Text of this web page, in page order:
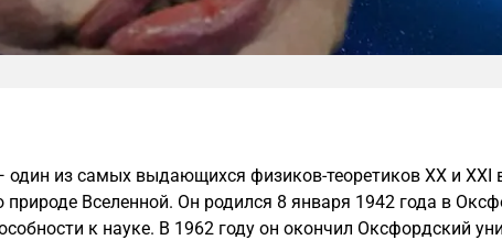
один из самых выдающихся физиков-теоретиков XX и XXI
природе Вселенной. Он родился 8 января 1942 года в
к науке. В 1962 году он окончил Оксфордский